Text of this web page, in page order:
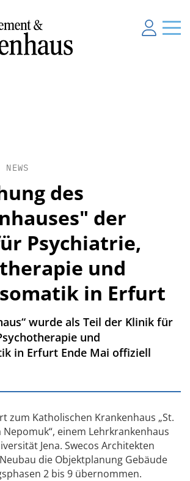
NEWS
des
der
Psychiatrie,
und
in Erfurt
wurde als Teil der Klinik für
und
in Erfurt Ende Mai offiziell
zum Katholischen Krankenhaus „St.
Nepomuk“, einem Lehrkrankenhaus
Jena. Swecos Architekten
die Objektplanung Gebäude
2 bis 9 übernommen.